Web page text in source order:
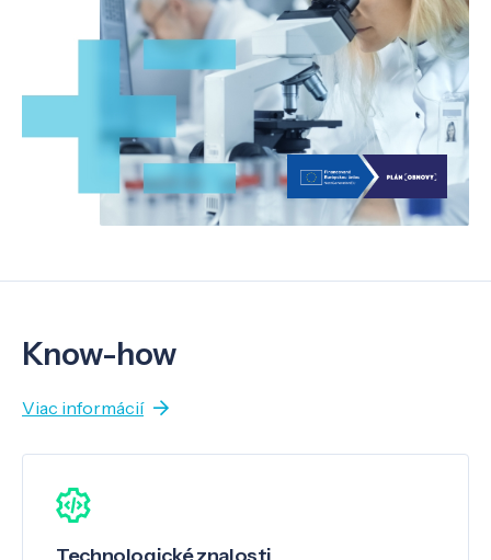
Know-how
Viac informácií